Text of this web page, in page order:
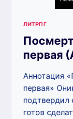
ЛИТРПГ
первая
Аннотация
первая»
подтвердил
готов